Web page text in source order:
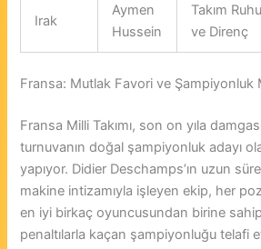
Irak
Aymen
Hussein
Takım Ruhu
ve Direnç
Fransa: Mutlak Favori ve Şampiyonluk
Fransa Milli Takımı, son on yıla
turnuvanın doğal şampiyonluk adayı
yapıyor. Didier Deschamps’ın uzun
makine intizamıyla işleyen ekip, her
en iyi birkaç oyuncusundan birine
penaltılarla kaçan şampiyonluğu telafi